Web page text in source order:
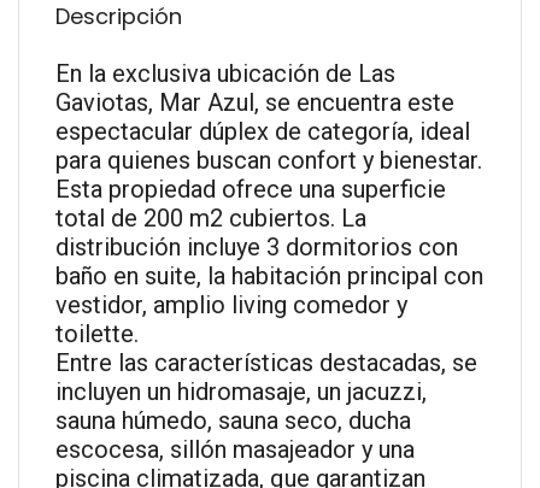
Descripción
En la exclusiva ubicación de Las
Gaviotas, Mar Azul, se encuentra este
espectacular dúplex de categoría, ideal
para quienes buscan confort y bienestar.
Esta propiedad ofrece una superficie
total de 200 m2 cubiertos. La
distribución incluye 3 dormitorios con
baño en suite, la habitación principal con
vestidor, amplio living comedor y
toilette.
Entre las características destacadas, se
incluyen un hidromasaje, un jacuzzi,
sauna húmedo, sauna seco, ducha
escocesa, sillón masajeador y una
piscina climatizada, que garantizan